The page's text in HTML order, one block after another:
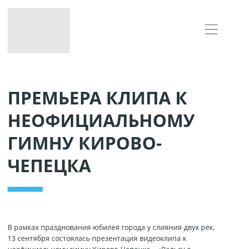
ПРЕМЬЕРА КЛИПА К
НЕОФИЦИАЛЬНОМУ
ГИМНУ КИРОВО-
ЧЕПЕЦКА
В рамках празднования юбилея города у слияния двух рек,
13 сентября состоялась презентация видеоклипа к